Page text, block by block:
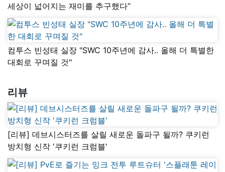
세상이 넓어지는 재미를 추구했다”
컴투스 빈성태 실장 "SWC 10주년에 감사.. 올해 더 특별한
대회로 꾸며질 것"
리뷰
[리뷰] 데브시스터즈를 살릴 새로운 돌파구 될까? 쿠키런
방치형 신작 '쿠키런 크럼블'